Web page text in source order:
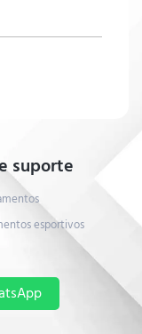
suporte
esportivos